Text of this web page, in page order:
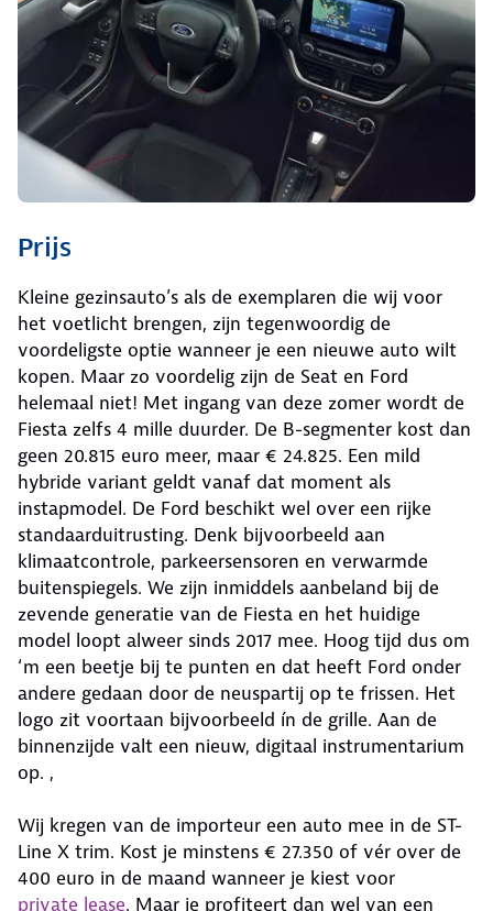
Prijs
Kleine gezinsauto’s als de exemplaren die wij voor
het voetlicht brengen, zijn tegenwoordig de
voordeligste optie wanneer je een nieuwe auto wilt
kopen. Maar zo voordelig zijn de Seat en Ford
helemaal niet! Met ingang van deze zomer wordt de
Fiesta zelfs 4 mille duurder. De B-segmenter kost dan
geen 20.815 euro meer, maar € 24.825. Een mild
hybride variant geldt vanaf dat moment als
instapmodel. De Ford beschikt wel over een rijke
standaarduitrusting. Denk bijvoorbeeld aan
klimaatcontrole, parkeersensoren en verwarmde
buitenspiegels. We zijn inmiddels aanbeland bij de
zevende generatie van de Fiesta en het huidige
model loopt alweer sinds 2017 mee. Hoog tijd dus om
‘m een beetje bij te punten en dat heeft Ford onder
andere gedaan door de neuspartij op te frissen. Het
logo zit voortaan bijvoorbeeld ín de grille. Aan de
binnenzijde valt een nieuw, digitaal instrumentarium
op. ,
Wij kregen van de importeur een auto mee in de ST-
Line X trim. Kost je minstens € 27.350 of vér over de
400 euro in de maand wanneer je kiest voor
private lease. Maar je profiteert dan wel van een